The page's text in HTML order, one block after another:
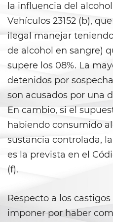
Asalto
Agresión
Orden
Asalto
Público
Asalto
Asuntos
Anulando
Condena
penales
la influencia del
Vehículos 23152 (b),
ilegal manejar
de alcohol en sangre)
supere los 08%. La
detenidos por
son acusados por una
En cambio, si el
habiendo consumido
sustancia controlada,
es la prevista en el
(f).
Respecto a los
imponer por haber